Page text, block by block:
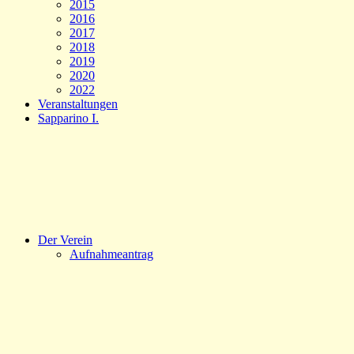
2015
2016
2017
2018
2019
2020
2022
Veranstaltungen
Sapparino I.
Der Verein
Aufnahmeantrag